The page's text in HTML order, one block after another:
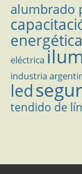
alumbrado
energética
eléctrica
industria
led
tendido de